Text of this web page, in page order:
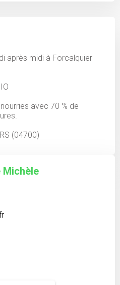
après midi à Forcalquier
avec 70 % de
(04700)
Michèle